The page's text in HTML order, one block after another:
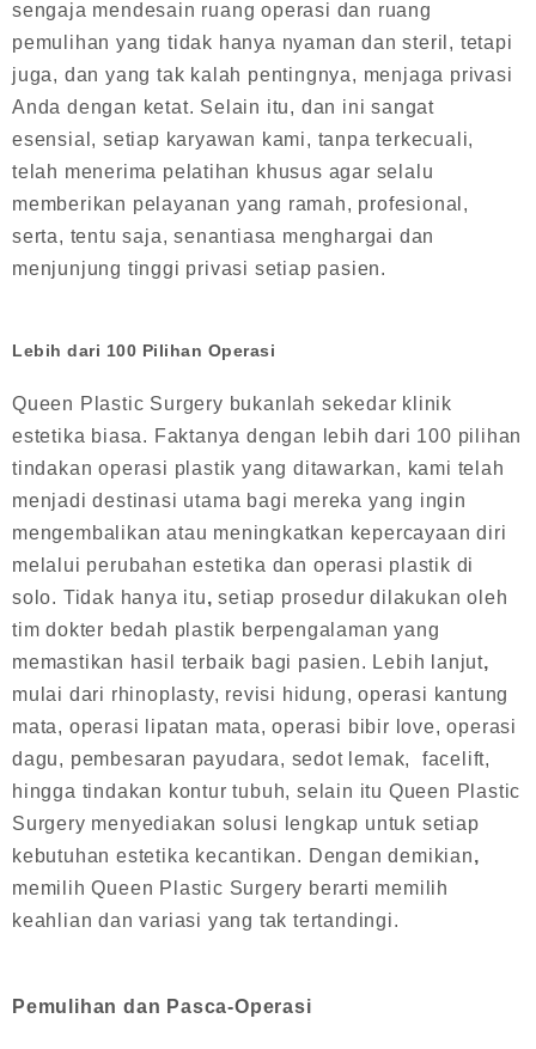
sengaja mendesain ruang operasi dan ruang
pemulihan yang tidak hanya nyaman dan steril, tetapi
juga, dan yang tak kalah pentingnya, menjaga privasi
Anda dengan ketat. Selain itu, dan ini sangat
esensial, setiap karyawan kami, tanpa terkecuali,
telah menerima pelatihan khusus agar selalu
memberikan pelayanan yang ramah, profesional,
serta, tentu saja, senantiasa menghargai dan
menjunjung tinggi privasi setiap pasien.
Lebih dari 100 Pilihan Operasi
Queen Plastic Surgery bukanlah sekedar klinik
estetika biasa. Faktanya dengan lebih dari 100 pilihan
tindakan operasi plastik yang ditawarkan, kami telah
menjadi destinasi utama bagi mereka yang ingin
mengembalikan atau meningkatkan kepercayaan diri
melalui perubahan estetika dan operasi plastik di
solo. Tidak hanya itu, setiap prosedur dilakukan oleh
tim dokter bedah plastik berpengalaman yang
memastikan hasil terbaik bagi pasien. Lebih lanjut,
mulai dari rhinoplasty, revisi hidung, operasi kantung
mata, operasi lipatan mata, operasi bibir love, operasi
dagu, pembesaran payudara, sedot lemak, facelift,
hingga tindakan kontur tubuh, selain itu Queen Plastic
Surgery menyediakan solusi lengkap untuk setiap
kebutuhan estetika kecantikan. Dengan demikian,
memilih Queen Plastic Surgery berarti memilih
keahlian dan variasi yang tak tertandingi.
Pemulihan dan Pasca-Operasi